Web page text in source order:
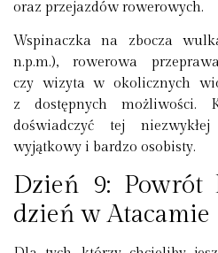
oraz przejazdów rowerowych.
Wspinaczka na zbocza
n.p.m.), rowerowa
czy wizyta w okolicznych
z dostępnych możliwości.
doświadczyć tej
wyjątkowy i bardzo osobisty.
Dzień 9: Powrót
dzień w Atacamie